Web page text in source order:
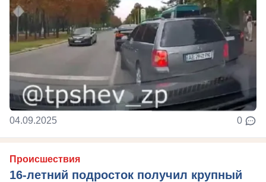
04.09.2025 0
Происшествия
16-летний подросток получил крупный